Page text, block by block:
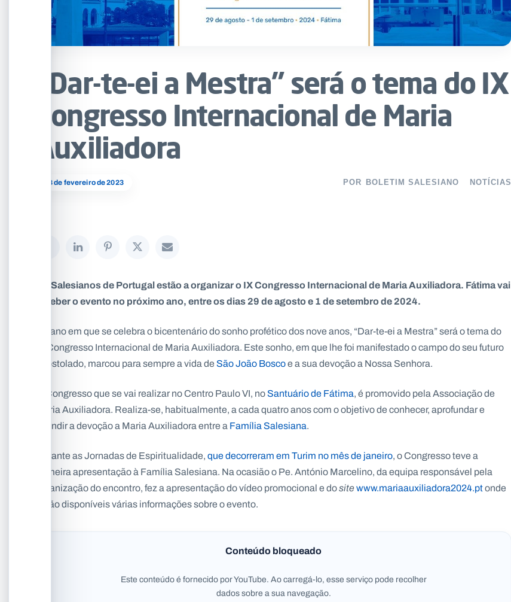
08 de fevereiro de 2023
“Dar-te-ei a Mestra” será o tema do IX
Congresso Internacional de Maria
Auxiliadora
POR BOLETIM SALESIANO NOTÍCIAS
Os Salesianos de Portugal estão a organizar o IX Congresso Internacional de Maria Auxiliadora. Fátima vai
receber o evento no próximo ano, entre os dias 29 de agosto e 1 de setembro de 2024.
No ano em que se celebra o bicentenário do sonho profético dos nove anos, “Dar-te-ei a Mestra” será o tema do
IX Congresso Internacional de Maria Auxiliadora. Este sonho, em que lhe foi manifestado o campo do seu futuro
apostolado, marcou para sempre a vida deSão João Boscoe a sua devoção a Nossa Senhora.
O Congresso que se vai realizar no Centro Paulo VI, noSantuário de Fátima, é promovido pela Associação de
Maria Auxiliadora. Realiza-se, habitualmente, a cada quatro anos com o objetivo de conhecer, aprofundar e
difundir a devoção a Maria Auxiliadora entre aFamília Salesiana.
Durante as Jornadas de Espiritualidade,que decorreram em Turim no mês de janeiro, o Congresso teve a
primeira apresentação à Família Salesiana. Na ocasião o Pe. António Marcelino, da equipa responsável pela
organização do encontro, fez a apresentação do vídeo promocional e dositewww.mariaauxiliadora2024.ptonde
estão disponíveis várias informações sobre o evento.
Conteúdo bloqueado
Este conteúdo é fornecido por YouTube. Ao carregá-lo, esse serviço pode recolher
dados sobre a sua navegação.